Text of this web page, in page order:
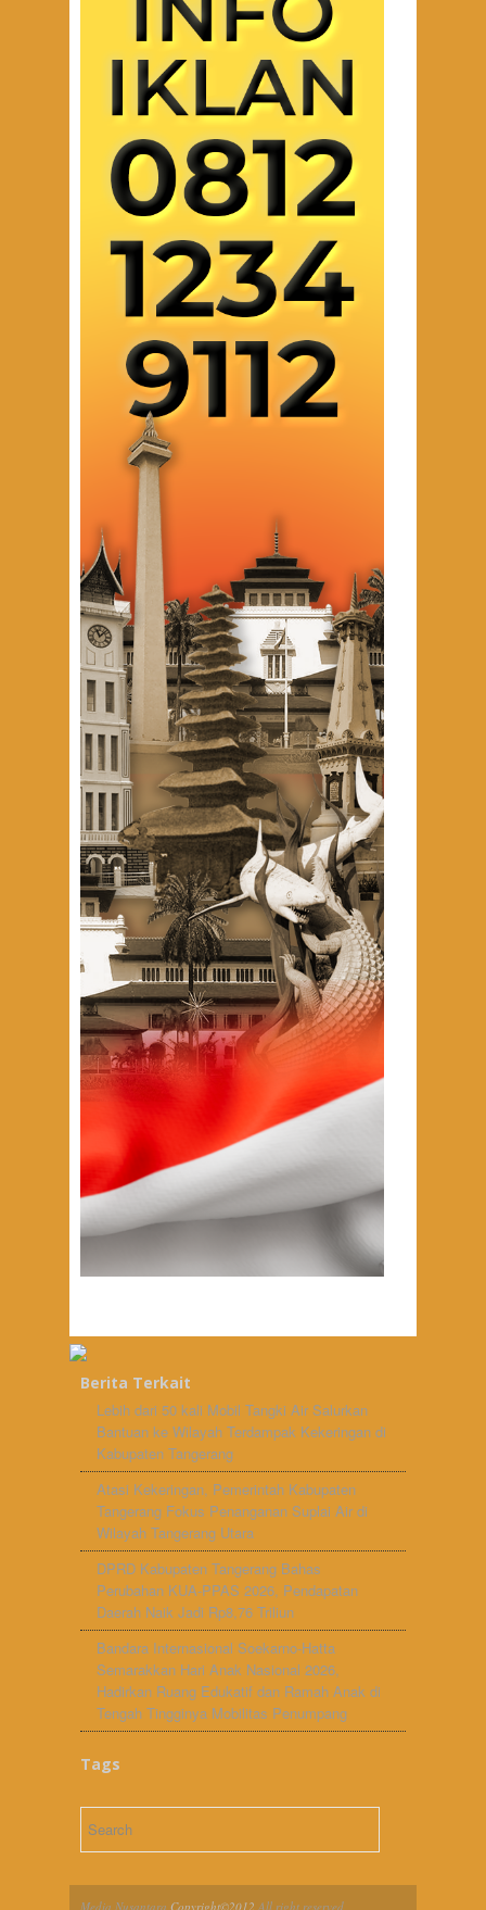
Berita Terkait
Lebih dari 50 kali Mobil Tangki Air Salurkan
Bantuan ke Wilayah Terdampak Kekeringan di
Kabupaten Tangerang
Atasi Kekeringan, Pemerintah Kabupaten
Tangerang Fokus Penanganan Suplai Air di
Wilayah Tangerang Utara
DPRD Kabupaten Tangerang Bahas
Perubahan KUA-PPAS 2026, Pendapatan
Daerah Naik Jadi Rp8,76 Triliun
Bandara Internasional Soekarno-Hatta
Semarakkan Hari Anak Nasional 2026,
Hadirkan Ruang Edukatif dan Ramah Anak di
Tengah Tingginya Mobilitas Penumpang
Tags
Media Nusantara Copyright©2012 All right reserved